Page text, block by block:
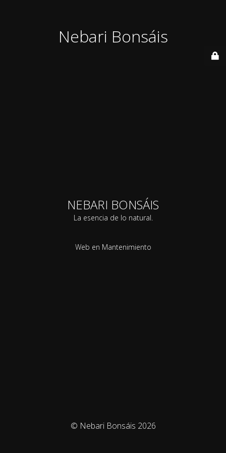
Nebari Bonsáis
NEBARI BONSÁIS
La esencia de lo natural.
Web en Mantenimiento
© Nebari Bonsáis 2026